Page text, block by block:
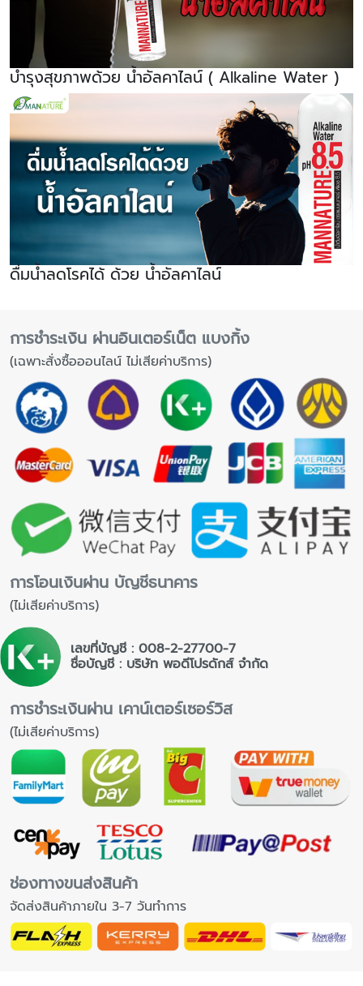
บำรุงสุขภาพด้วย น้ำอัลคาไลน์ ( Alkaline Water )
ดื่มน้ำลดโรคได้ ด้วย น้ำอัลคาไลน์
การชำระเงิน ผ่านอินเตอร์เน็ต แบงกิ้ง
(เฉพาะสั่งซื้อออนไลน์ ไม่เสียค่าบริการ)
การโอนเงินผ่าน บัญชีธนาคาร
(ไม่เสียค่าบริการ)
เลขที่บัญชี : 008-2-27700-7
ชื่อบัญชี : บริษัท พอดีโปรดักส์ จำกัด
การชำระเงินผ่าน เคาน์เตอร์เซอร์วิส
(ไม่เสียค่าบริการ)
ช่องทางขนส่งสินค้า
จัดส่งสินค้าภายใน 3-7 วันทำการ